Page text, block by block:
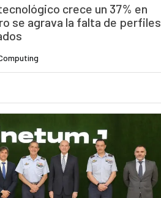
crece un 37% en
se agrava la falta de perfiles